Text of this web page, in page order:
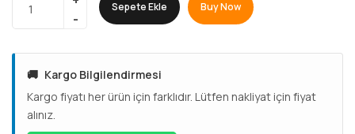
Sepete Ekle Buy Now
🚚 Kargo Bilgilendirmesi
Kargo fiyatı her ürün için farklıdır. Lütfen nakliyat için fiyat
alınız.